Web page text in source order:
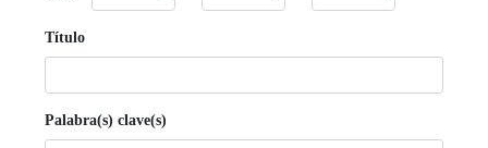
Título
Palabra(s) clave(s)